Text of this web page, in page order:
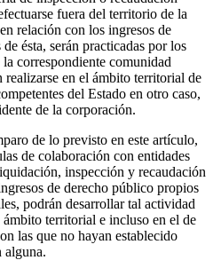
fuera del territorio de la
relación con los ingresos de
ésta, serán practicadas por los
correspondiente comunidad
realizarse en el ámbito territorial de
del Estado en otro caso,
de la corporación.
de lo previsto en este artículo,
de colaboración con entidades
inspección y recaudación
de derecho público propios
podrán desarrollar tal actividad
territorial e incluso en el de
las que no hayan establecido
alguna.